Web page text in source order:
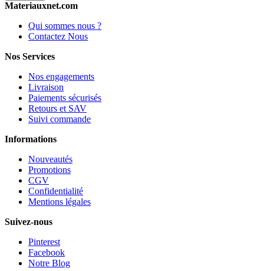
Materiauxnet.com
Qui sommes nous ?
Contactez Nous
Nos Services
Nos engagements
Livraison
Paiements sécurisés
Retours et SAV
Suivi commande
Informations
Nouveautés
Promotions
CGV
Confidentialité
Mentions légales
Suivez-nous
Pinterest
Facebook
Notre Blog